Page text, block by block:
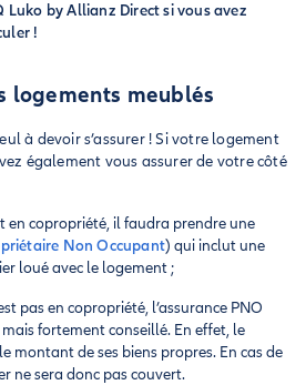
Luko by Allianz Direct si vous avez
!
logements meublés
à devoir s’assurer ! Si votre logement
également vous assurer de votre côté
en copropriété, il faudra prendre une
Non Occupant) qui inclut une
loué avec le logement ;
pas en copropriété, l’assurance PNO
fortement conseillé. En effet, le
montant de ses biens propres. En cas de
ne sera donc pas couvert.